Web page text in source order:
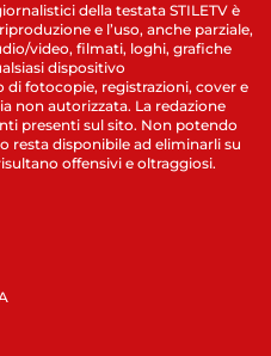
della testata STILETV è
e l’uso, anche parziale,
video, filmati, loghi, grafiche
dispositivo
fotocopie, registrazioni, cover e
non autorizzata. La redazione
presenti sul sito. Non potendo
resta disponibile ad eliminarli su
offensivi e oltraggiosi.